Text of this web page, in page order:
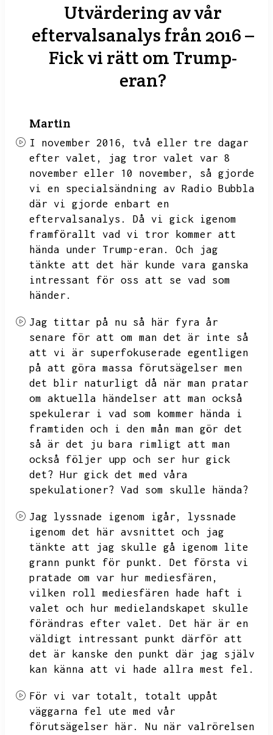
Utvärdering av vår
eftervalsanalys från 2016 –
Fick vi rätt om Trump-
eran?
Martin
I november 2016,
två eller tre dagar
efter valet,
jag tror valet var 8
november eller 10 november,
så gjorde
vi en specialsändning av Radio Bubbla
där vi gjorde enbart en
eftervalsanalys.
Då vi gick igenom
framförallt vad vi tror kommer att
hända under Trump-eran.
Och jag
tänkte att det här kunde vara ganska
intressant för oss att se vad som
händer.
Jag tittar på nu så här fyra år
senare för att om man det är inte så
att vi är superfokuserade egentligen
på att göra massa förutsägelser men
det blir naturligt då när man pratar
om aktuella händelser att man också
spekulerar i vad som kommer hända i
framtiden och i den mån man gör det
så är det ju bara rimligt att man
också följer upp och ser hur gick
det? Hur gick det med våra
spekulationer? Vad som skulle hända?
Jag lyssnade igenom igår,
lyssnade
igenom det här avsnittet och jag
tänkte att jag skulle gå igenom lite
grann punkt för punkt.
Det första vi
pratade om var hur mediesfären,
vilken roll mediesfären hade haft i
valet och hur medielandskapet skulle
förändras efter valet.
Det här är en
väldigt intressant punkt därför att
det är kanske den punkt där jag själv
kan känna att vi hade allra mest fel.
För vi var totalt,
totalt uppåt
väggarna fel ute med vår
förutsägelser här.
Nu när valrörelsen